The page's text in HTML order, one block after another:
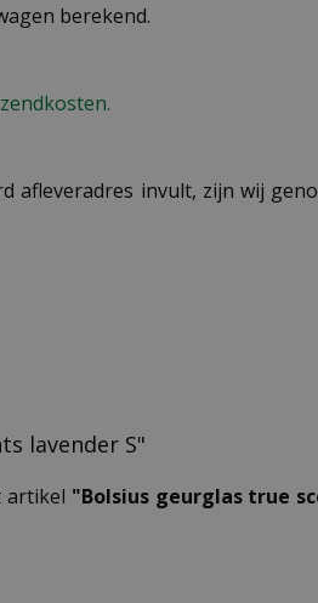
berekend.
afleveradres invult, zijn wij
lavender S"
artikel "Bolsius geurglas true